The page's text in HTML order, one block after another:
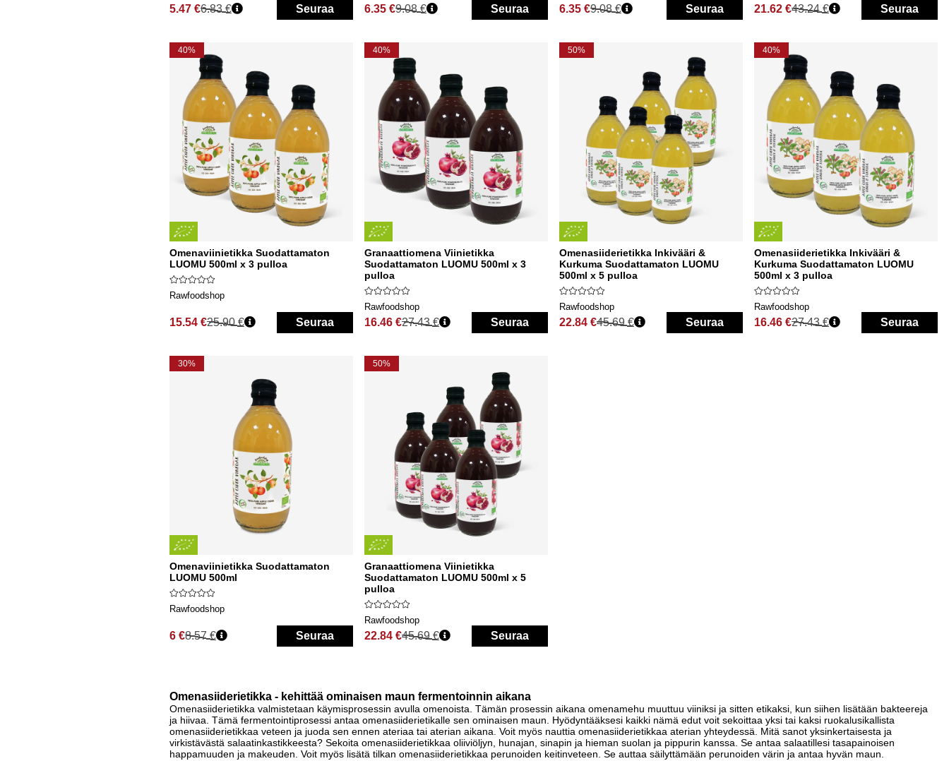
5.47 €
Normaali hinta
6.83 € Seuraa 6.35 €
Normaali hinta
9.08 € Seuraa 6.35 €
Normaali hinta
9.08 € Seuraa 21.62 €
Normaali hinta
43.24 € Seuraa
40%
Omenaviinietikka Suodattamaton
LUOMU 500ml x 3 pulloa
Rawfoodshop
15.54 €
Normaali hinta
25.90 € Seuraa
40%
Granaattiomena Viinietikka
Suodattamaton LUOMU 500ml x 3
pulloa
Rawfoodshop
16.46 €
Normaali hinta
27.43 € Seuraa
50%
Omenasiiderietikka Inkivääri &
Kurkuma Suodattamaton LUOMU
500ml x 5 pulloa
Rawfoodshop
22.84 €
Normaali hinta
45.69 € Seuraa
40%
Omenasiiderietikka Inkivääri &
Kurkuma Suodattamaton LUOMU
500ml x 3 pulloa
Rawfoodshop
16.46 €
Normaali hinta
27.43 € Seuraa
30%
Omenaviinietikka Suodattamaton
LUOMU 500ml
Rawfoodshop
6 €
Normaali hinta
8.57 € Seuraa
50%
Granaattiomena Viinietikka
Suodattamaton LUOMU 500ml x 5
pulloa
Rawfoodshop
22.84 €
Normaali hinta
45.69 € Seuraa
Omenasiiderietikka - kehittää ominaisen maun fermentoinnin aikana
Omenasiiderietikka valmistetaan käymisprosessin avulla omenoista. Tämän prosessin aikana omenamehu muuttuu viiniksi ja sitten etikaksi, kun siihen lisätään bakteereja
ja hiivaa. Tämä fermentointiprosessi antaa omenasiiderietikalle sen ominaisen maun. Hyödyntääksesi kaikki nämä edut voit sekoittaa yksi tai kaksi ruokalusikallista
omenasiiderietikkaa veteen ja juoda sen ennen ateriaa tai aterian aikana. Voit myös nauttia omenasiiderietikkaa aterian yhteydessä. Mitä sanot yksinkertaisesta ja
virkistävästä salaatinkastikkeesta? Sekoita omenasiiderietikkaa oliiviöljyn, hunajan, sinapin ja hieman suolan ja pippurin kanssa. Se antaa salaatillesi tasapainoisen
happamuuden ja makeuden. Voit myös lisätä tilkan omenasiiderietikkaa perunoiden keitinveteen. Se auttaa säilyttämään perunoiden värin ja antaa hyvän maun.